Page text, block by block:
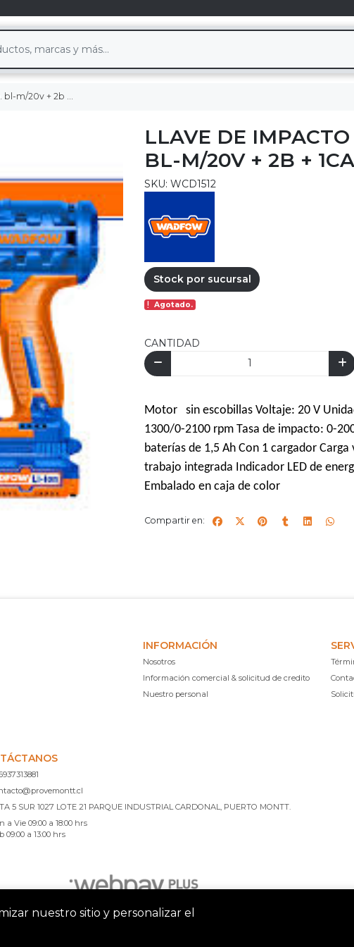
1cargador wadfow
LLAVE DE
BL-M/20V + 2B +
SKU: WCD1512
Stock por sucursal
Agotado.
CANTIDAD
Motor sin escobillas Voltaje: 20 V
1300/0-2100 rpm Tasa de impacto: 0-
baterías de 1,5 Ah Con 1 cargador
trabajo integrada Indicador LED de
Embalado en caja de color
Compartir en:
INFORMACIÓN
Nosotros
Información comercial & solicitud de credito
Nuestro personal
5 SUR 1027 LOTE 21 PARQUE INDUSTRIAL CARDONAL, PUERTO MONTT.
a Vie 09:00 a 18:00 hrs
09:00 a 13:00 hrs
nuestro sitio y personalizar el